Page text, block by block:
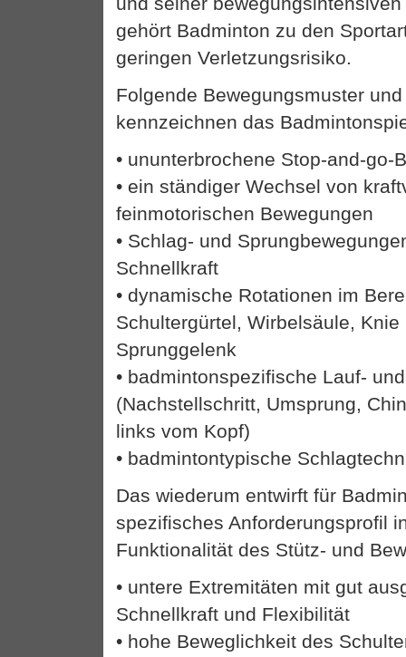
gehört Badminton zu den
geringen Verletzungsrisiko.
Folgende Bewegungsmuster
kennzeichnen das
• ununterbrochene Stop-and-go-
• ein ständiger Wechsel von
feinmotorischen Bewegungen
• Schlag- und
Schnellkraft
• dynamische Rotationen im
Schultergürtel, Wirbelsäule, Knie
Sprunggelenk
• badmintonspezifische Lauf-
(Nachstellschritt, Umsprung,
links vom Kopf)
• badmintontypische
Das wiederum entwirft für
spezifisches Anforderungsprofil
Funktionalität des Stütz- und
• untere Extremitäten mit gut
Schnellkraft und Flexibilität
• hohe Beweglichkeit des